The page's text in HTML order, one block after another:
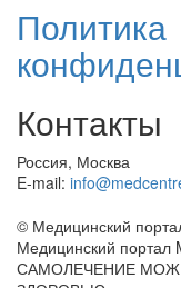
Политика
Контакты
Россия, Москва
E-mail:
© Медицинский
Медицинский портал
САМОЛЕЧЕНИЕ